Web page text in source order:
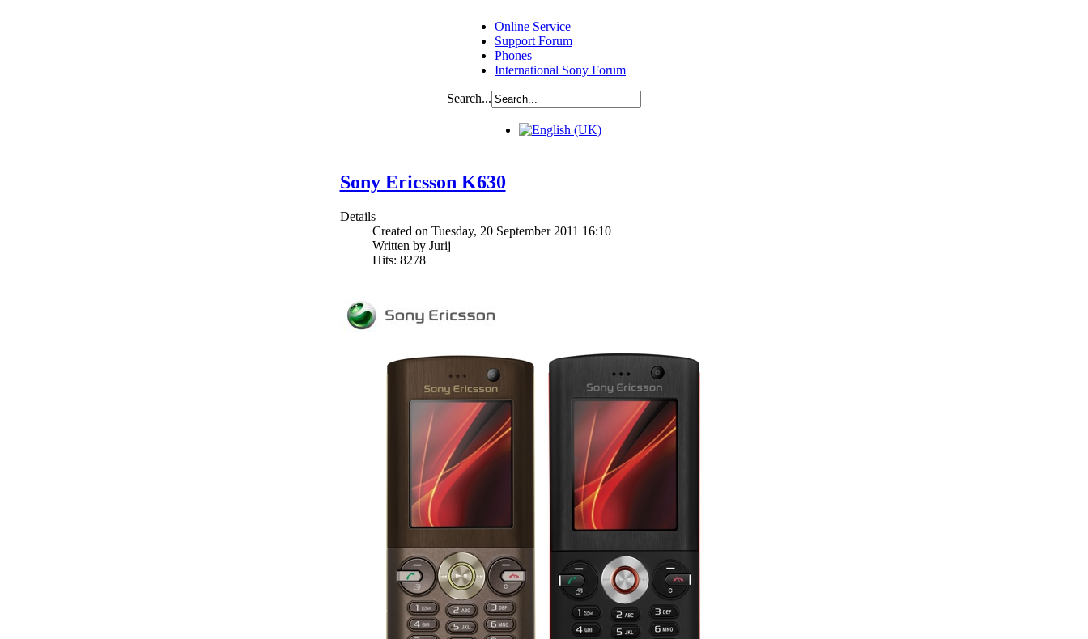
Online Service
Support Forum
Phones
International Sony Forum
Search...
Sony Ericsson K630
Details
Created on Tuesday, 20 September 2011 16:10
Written by Jurij
Hits: 8278